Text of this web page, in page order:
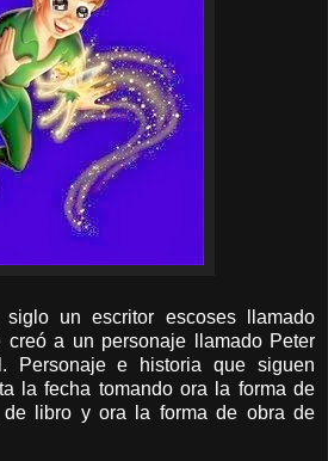
un escritor escoses llamado
creó a un personaje llamado Peter
Personaje e historia que siguen
la fecha tomando ora la forma de
libro y ora la forma de obra de